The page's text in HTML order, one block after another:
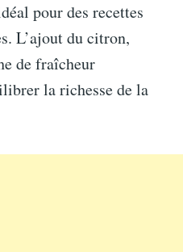
pour des recettes
L’ajout du citron,
de fraîcheur
la richesse de la